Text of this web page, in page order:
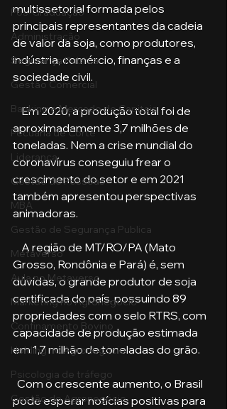
Pós-Graduação
Administração
Segurança Publica
Gestão Comercial
Banking e Mercado de Capitais
Pecuária de Corte
Liderança
Gestão de Pessoas
MBA
Gestão de Segurança Publica
Metaverso
Aula no Metaverso
Marketing no Agronegócio
Confinamento Bovino
Holding no Agronegócio
Psicologia de tráfego
Gestão do Agronegócio
multissetorial formada pelos
principais representantes da cadeia
de valor da soja, como produtores,
indústria, comércio, finanças e a
sociedade civil.
    Em 2020, a produção total foi de
aproximadamente 3,7 milhões de
toneladas. Nem a crise mundial do
coronavírus conseguiu frear o
crescimento do setor e em 2021
também apresentou perspectivas
animadoras.
    A região de MT/RO/PA (Mato
Grosso, Rondônia e Pará) é, sem
dúvidas, o grande produtor de soja
certificada do país, possuindo 89
propriedades com o selo RTRS, com
capacidade de produção estimada
em 1,7 milhão de toneladas do grão.
pode esperar notícias positivas para